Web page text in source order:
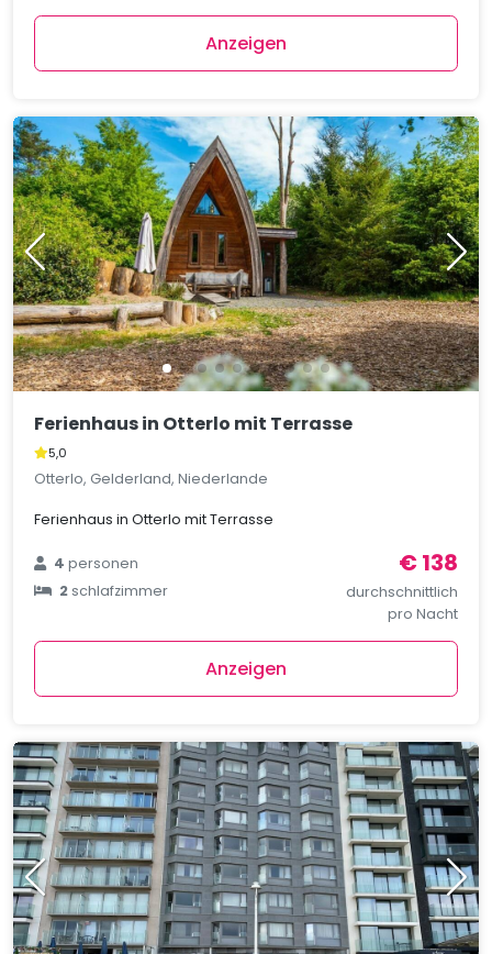
Anzeigen
Ferienhaus in Otterlo mit Terrasse
5,0
Otterlo, Gelderland, Niederlande
Ferienhaus in Otterlo mit Terrasse
4personen
2schlafzimmer
€ 138
durchschnittlich
pro Nacht
Anzeigen